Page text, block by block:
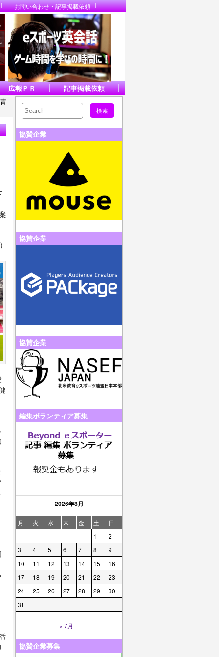
お問い合わせ・記事掲載依頼
広報ＰＲ
記事掲載依頼
協賛企業
協賛企業
協賛企業
編集ボランティア募集
2026年8月
月 火 水 木 金 土
日
1
2
3
4 5 6 7 8
9
10
11 12 13 14 15
16
17
18 19 20 21 22
23
24
25 26 27 28 29
30
31
« 7月
協賛企業募集